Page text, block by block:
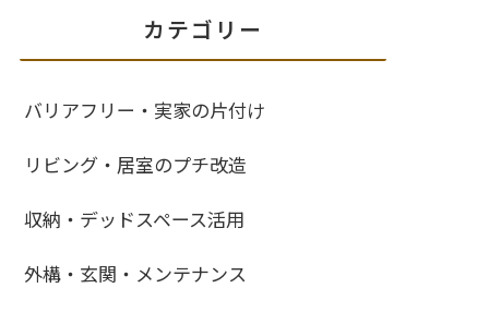
カテゴリー
バリアフリー・実家の片付け
リビング・居室のプチ改造
収納・デッドスペース活用
外構・玄関・メンテナンス